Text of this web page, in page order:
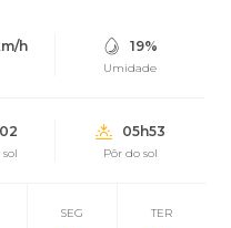
h 19%
Umidade
05h53
Pôr do sol
SEG TER